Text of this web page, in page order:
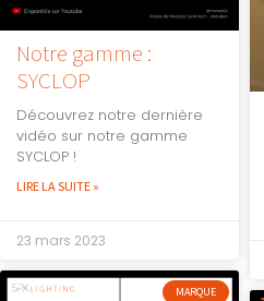
Notre gamme :
SYCLOP
Découvrez notre dernière
vidéo sur notre gamme
SYCLOP !
LIRE LA SUITE »
23 mars 2023
MARQUE